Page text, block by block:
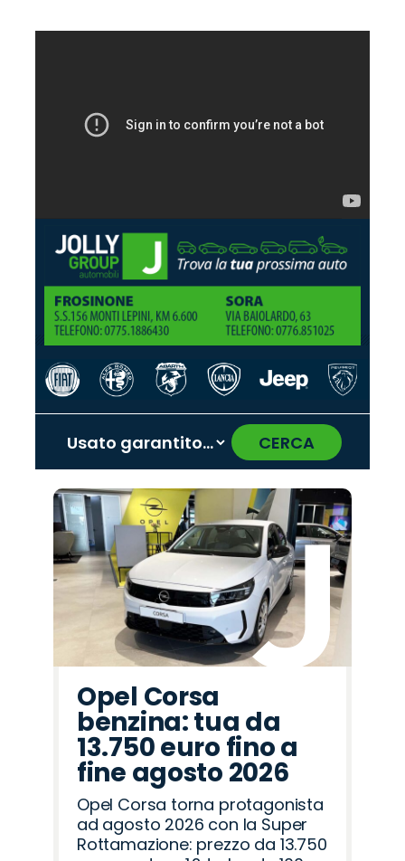
CERCA
Promo
Land
Rover
Promo
Citroën
Promo
Abarth
Promo
Fiat
Promo
Cupra
Promo
Seat
Promo
Jeep
Promo
Omoda
Promo
Alfa
Romeo
Promo
Mazda
Promo
Opel
Promo
Lancia
Promo
Hyundai
Promo
Peugeot
Promo
Jaecoo
‹ ›
Opel Corsa
benzina: tua da
13.750 euro fino a
fine agosto 2026
Opel Corsa torna protagonista
ad agosto 2026 con la Super
Rottamazione: prezzo da 13.750